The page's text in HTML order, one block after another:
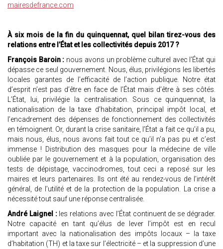
mairesdefrance.com
À six mois de la fin du quinquennat, quel bilan tirez-vous des
relations entre l’État et les collectivités depuis 2017 ?
François Baroin : nous avons un problème culturel avec l’État qui
dépasse ce seul gouvernement. Nous, élus, privilégions les libertés
locales garantes de l’efficacité de l’action publique. Notre état
d’esprit n’est pas d’être en face de l’État mais d’être à ses côtés.
L’État, lui, privilégie la centralisation. Sous ce quinquennat, la
nationalisation de la taxe d’habitation, principal impôt local, et
l’encadrement des dépenses de fonctionnement des collectivités
en témoignent. Or, durant la crise sanitaire, l’État a fait ce qu’il a pu,
mais nous, élus, nous avons fait tout ce qu’il n’a pas pu et c’est
immense ! Distribution des masques pour la médecine de ville
oubliée par le gouvernement et à la population, organisation des
tests de dépistage, vaccinodromes, tout ceci a reposé sur les
maires et leurs partenaires. Ils ont été au rendez-vous de l’intérêt
général, de l’utilité et de la protection de la population. La crise a
nécessité tout sauf une réponse centralisée.
André Laignel : les relations avec l’État continuent de se dégrader.
Notre capacité en tant qu’élus de lever l’impôt est en recul
important avec la nationalisation des impôts locaux – la taxe
d’habitation (TH) et la taxe sur l’électricité – et la suppression d’une